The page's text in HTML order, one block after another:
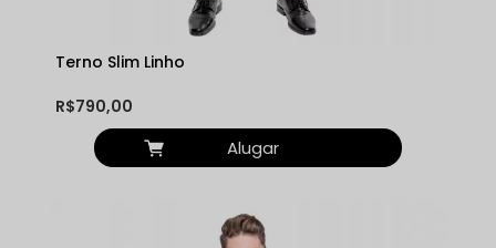
Terno Slim Linho
R$790,00
Alugar